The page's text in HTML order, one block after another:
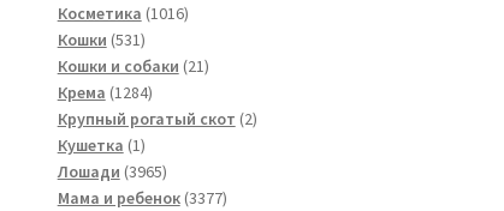
товар
Косметика 10161016
Кошки 531531
товар
Кошки и собаки 2121
Крема 12841284
товара
Крупный рогатый скот 22
Кушетка 11
товар
Лошади 39653965
товаров
Мама и ребенок 33773377